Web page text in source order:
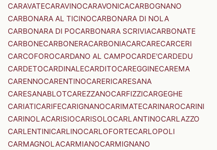
CARAVATECARAVINOCARAVONICACARBOGNANO
CARBONARA AL TICINOCARBONARA DI NOLA
CARBONARA DI POCARBONARA SCRIVIACARBONATE
CARBONECARBONERACARBONIACARCARECARCERI
CARCOFOROCARDANO AL CAMPOCARDE'CARDEDU
CARDETOCARDINALECARDITOCAREGGINECAREMA
CARENNOCARENTINOCARERICARESANA
CARESANABLOTCAREZZANOCARFIZZICARGEGHE
CARIATICARIFECARIGNANOCARIMATECARINAROCARINI
CARINOLACARISIOCARISOLOCARLANTINOCARLAZZO
CARLENTINICARLINOCARLOFORTECARLOPOLI
CARMAGNOLACARMIANOCARMIGNANO